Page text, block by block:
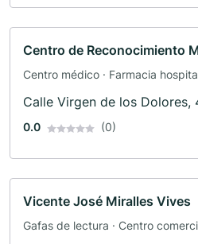
Centro de Reconocimiento
Centro médico · Farmacia
Calle Virgen de los Dolores,
0.0 (0)
Vicente José Miralles Vives
Gafas de lectura · Centro